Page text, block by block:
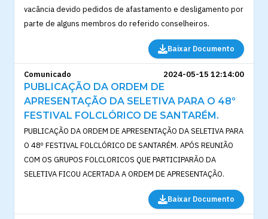
vacância devido pedidos de afastamento e desligamento por
parte de alguns membros do referido conselheiros.
Baixar Documento
Comunicado 2024-05-15 12:14:00
PUBLICAÇÃO DA ORDEM DE
APRESENTAÇÃO DA SELETIVA PARA O 48º
FESTIVAL FOLCLÓRICO DE SANTARÉM.
PUBLICAÇÃO DA ORDEM DE APRESENTAÇÃO DA SELETIVA PARA
O 48º FESTIVAL FOLCLÓRICO DE SANTARÉM. APÓS REUNIÃO
COM OS GRUPOS FOLCLORICOS QUE PARTICIPARÃO DA
SELETIVA FICOU ACERTADA A ORDEM DE APRESENTAÇÃO.
Baixar Documento